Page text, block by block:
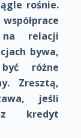
rośnie.
na relacji
bywa,
różne
Zresztą,
jeśli
kredyt